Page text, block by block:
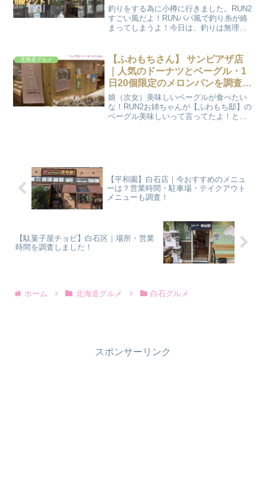
釣りをする為に小樽に行きました。RUN2
すごい風だよ！RUNパパ風で釣り糸が絡
まってしまうよ！今日は、釣りは無理だ
観光する事にしました。引用「北一硝
子」の堺町本通...
北海道グルメ
【ふわもちさん】 サンピアザ店
｜人気のドーナツとベーグル・1
日20個限定のメロンパンを調査し
ました！
娘（次女）美味しいベーグルが食べたい
な！RUN2お姉ちゃんが【ふわもち邸】の
ベーグル美味しいって言ってたよ！とい
【平和園】白石店｜今おすすめのメニュ
ーは？営業時間・駐車場・テイクアウト
メニューも調査！
【駄菓子屋チョビ】白石区｜場所・営業
時間を調査しました！
ホーム 北海道グルメ 白石グルメ
スポンサーリンク